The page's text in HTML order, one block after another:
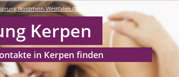
Nordrhein-Westfalen (NRW) Seitensprung Kerpen
Kerpen
in Kerpen finden